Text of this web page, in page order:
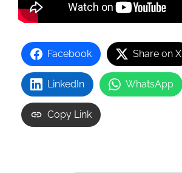
Facebook Share on X
LinkedIn WhatsApp
Copy Link